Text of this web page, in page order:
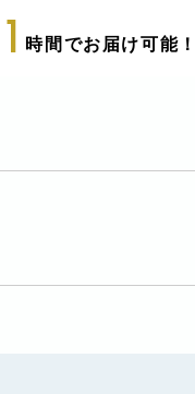
1 時間でお届け可能！
立て札制作